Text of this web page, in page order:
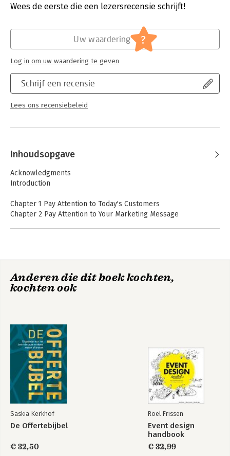
Uitgever:
John Wiley & Sons
Wees de eerste die een lezersrecensie schrijft!
Schrijf een recensie
Lees ons recensiebeleid
Uw waardering ?
Log in om uw waardering te geven
Inhoudsopgave
Acknowledgments
Introduction
Chapter 1 Pay Attention to Today's Customers
Chapter 2 Pay Attention to Your Marketing Message
Chapter 8 Pay Attention to Recovery
Anderen die dit boek kochten,
kochten ook
Saskia Kerkhof
De Offertebijbel
€ 32,50
Roel Frissen
Event design
handbook
€ 32,99